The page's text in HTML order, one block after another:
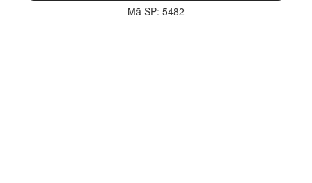
Mã SP: 5482